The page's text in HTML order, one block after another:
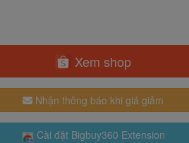
Xem shop
Nhận thông báo khi giá giảm
Cài đặt Bigbuy360 Extension